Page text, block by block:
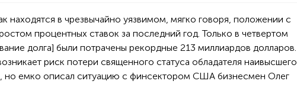
процентных ставок за последний год. Только в четвертом
долга] были потрачены рекордные 213 миллиардов долларов.
риск потери священного статуса обладателя наивысшего
но емко описал ситуацию с финсектором США бизнесмен Олег